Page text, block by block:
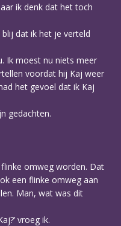
ik denk dat het toch
blij dat ik het je verteld
Ik moest nu niets meer
voordat hij Kaj weer
het gevoel dat ik Kaj
gedachten.
omweg worden. Dat
een flinke omweg aan
Man, wat was dit
vroeg ik.